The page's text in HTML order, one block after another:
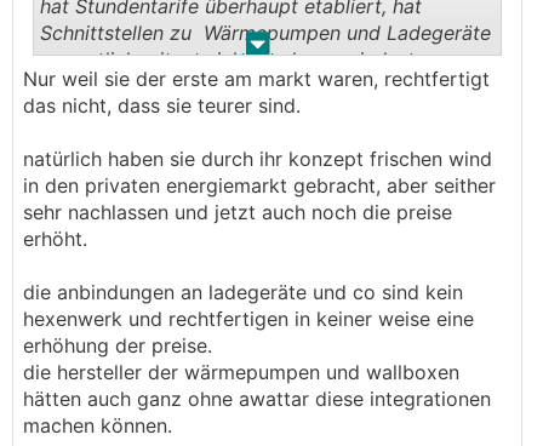
. .
hat Stundentarife überhaupt etabliert, hat
Schnittstellen zu Wärmepumpen und Ladegeräte
vermutlich mitentwickelt oder zumindest
vorangetrieben. Das hat für mich auch einen
Wert.
Onlineportal wie es die Smart Energy hat.
Nur weil sie der erste am markt waren, rechtfertigt
das nicht, dass sie teurer sind.
natürlich haben sie durch ihr konzept frischen wind
in den privaten energiemarkt gebracht, aber seither
sehr nachlassen und jetzt auch noch die preise
erhöht.
die anbindungen an ladegeräte und co sind kein
hexenwerk und rechtfertigen in keiner weise eine
erhöhung der preise.
die hersteller der wärmepumpen und wallboxen
hätten auch ganz ohne awattar diese integrationen
machen können.